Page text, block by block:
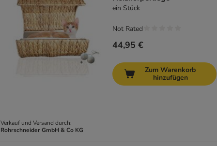
Verkauf und Versand durch:
Rohrschneider GmbH & Co KG
ein Stück
44,95 €
Not Rated
Zum Warenkorb
hinzufügen